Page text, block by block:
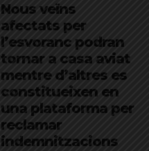
Nous veïns
afectats per
l’esvoranc podran
tornar a casa aviat
mentre d’altres es
constitueixen en
una plataforma per
reclamar
indemnitzacions